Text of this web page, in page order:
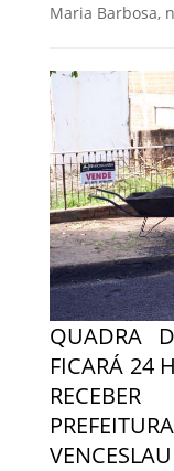
Maria Barbosa,
QUADRA
FICARÁ 24
VENCESLAU